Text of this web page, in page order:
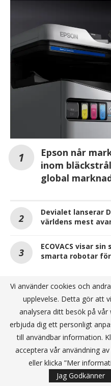
Epson når
inom
global
Devialet lanserar
världens mest
ECOVACS visar
smarta robotar för
ANNONS
Vi använder cookies och
upplevelse. Detta gör att
analysera ditt besök på
erbjuda dig ett personligt
till användbar information.
acceptera vår användning
eller klicka ”Mer
Jag Godkänner